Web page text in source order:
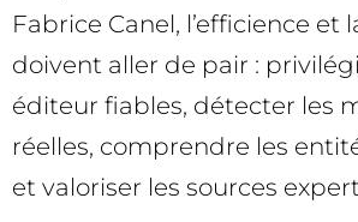
Fabrice Canel, l’efficience et
doivent aller de pair :
éditeur fiables, détecter les
réelles, comprendre les
et valoriser les sources